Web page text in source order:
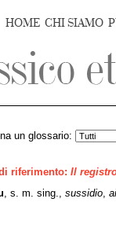
HOME CHI SIAMO
un glossario:
riferimento: Il
, s. m. sing., sussidio